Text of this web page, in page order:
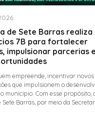
de Sete Barras realiza
7B para fortalecer
impulsionar parcerias
empreende, incentivar
que impulsionem o
município. Com esse propósito,
Sete Barras, por meio da
e Desenvolvimento
terça-feira (11) a Rede de